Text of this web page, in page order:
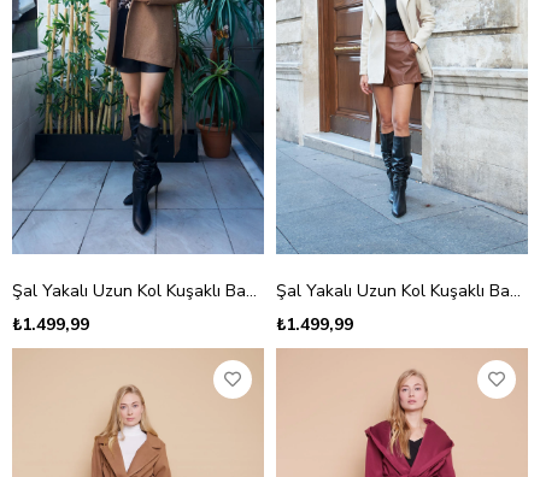
Şal Yakalı Uzun Kol Kuşaklı Bağlamalı Hafif Esnek Kalın Kaşe Kaban-Camel
₺1.499,99
Şal Yakalı Uzun Kol Kuşaklı Bağlamalı Kalın Kaşe Kaban-Bej
₺1.499,99